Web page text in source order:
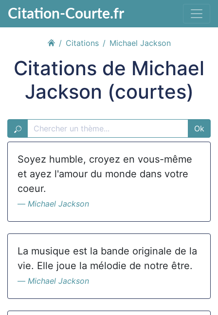
Citation-Courte.fr
Citations Michael Jackson
Citations de Michael
Jackson (courtes)
Ok
Soyez humble, croyez en vous-même
et ayez l'amour du monde dans votre
coeur.
Michael Jackson
La musique est la bande originale de la
vie. Elle joue la mélodie de notre être.
Michael Jackson